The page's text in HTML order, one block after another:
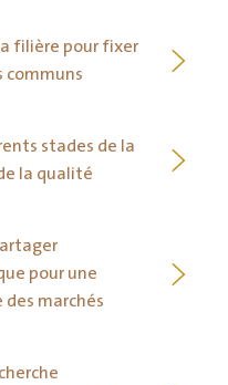
filière pour fixer
communs
stades de la
la qualité
pour une
marchés